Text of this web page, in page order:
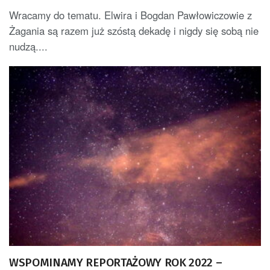
Wracamy do tematu. Elwira i Bogdan Pawłowiczowie z
Żagania są razem już szóstą dekadę i nigdy się sobą nie
nudzą....
WSPOMINAMY REPORTAŻOWY ROK 2022 –